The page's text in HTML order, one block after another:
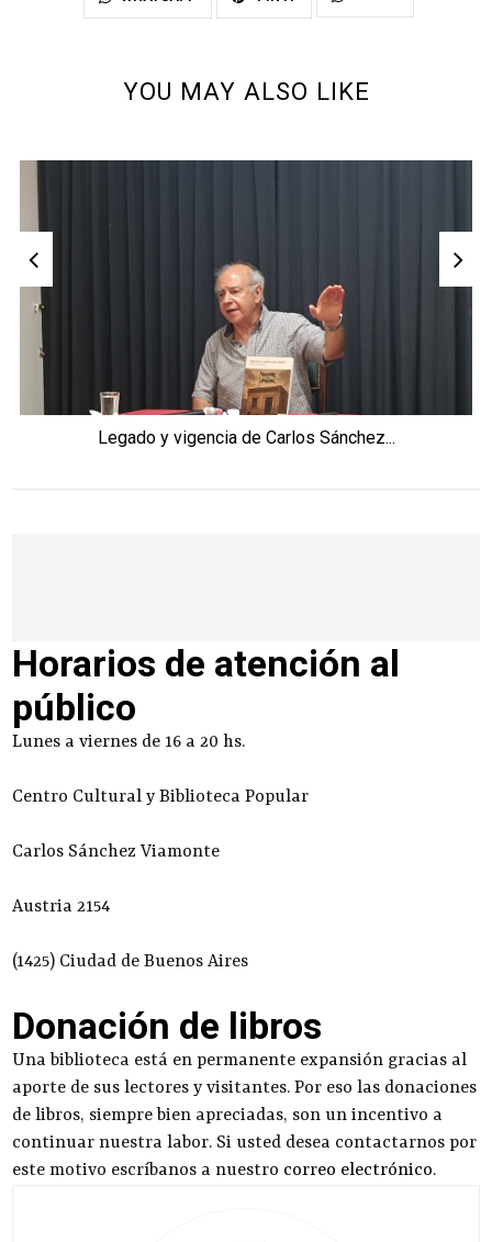
YOU MAY ALSO LIKE
Legado y vigencia de Carlos Sánchez...
Horarios de atención al
público
Lunes a viernes de 16 a 20 hs.
Centro Cultural y Biblioteca Popular
Carlos Sánchez Viamonte
Austria 2154
(1425) Ciudad de Buenos Aires
Donación de libros
Una biblioteca está en permanente expansión gracias al
aporte de sus lectores y visitantes. Por eso las donaciones
de libros, siempre bien apreciadas, son un incentivo a
continuar nuestra labor. Si usted desea contactarnos por
este motivo escríbanos a nuestro correo electrónico.